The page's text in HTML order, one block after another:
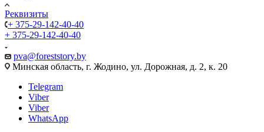
Реквизиты
+ 375-29-142-40-40
+ 375-29-142-40-40
pva@foreststory.by
Минская область, г. Жодино, ул. Дорожная, д. 2, к. 20
Telegram
Viber
Viber
WhatsApp